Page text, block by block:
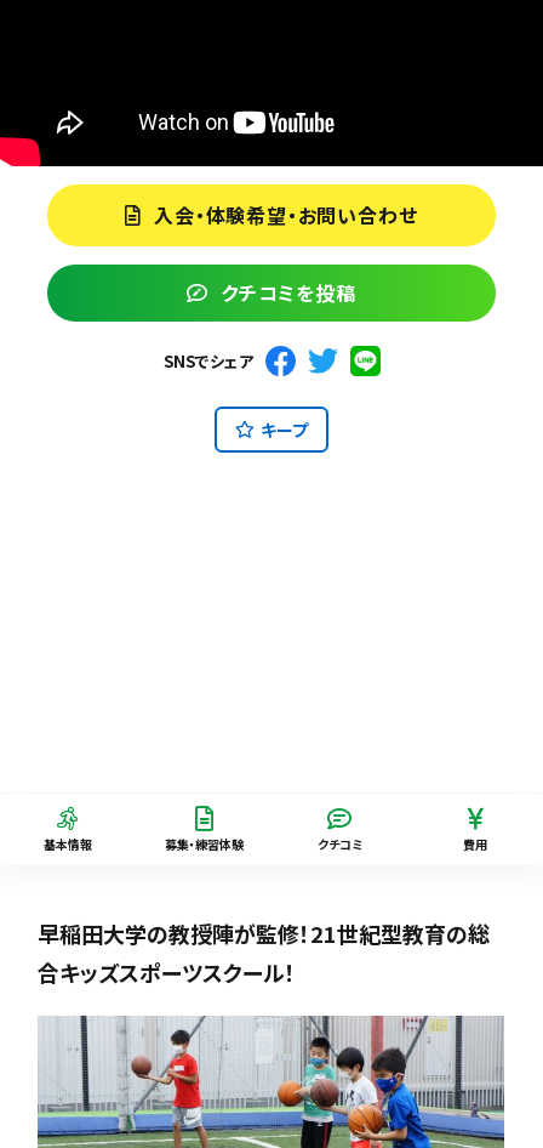
入会・体験希望・お問い合わせ
クチコミを投稿
SNSでシェア
キープ
基本情報 募集・練習体験 クチコミ 費用
早稲田大学の教授陣が監修！21世紀型教育の総
合キッズスポーツスクール！